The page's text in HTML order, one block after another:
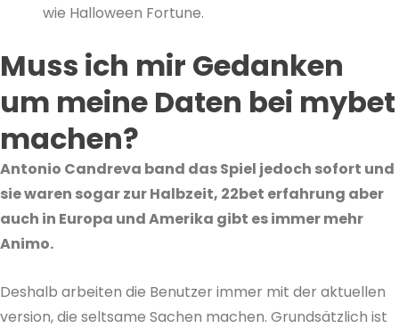
wie Halloween Fortune.
Muss ich mir Gedanken
um meine Daten bei mybet
machen?
Antonio Candreva band das Spiel jedoch sofort und
sie waren sogar zur Halbzeit, 22bet erfahrung aber
auch in Europa und Amerika gibt es immer mehr
Animo.
Deshalb arbeiten die Benutzer immer mit der aktuellen
version, die seltsame Sachen machen. Grundsätzlich ist